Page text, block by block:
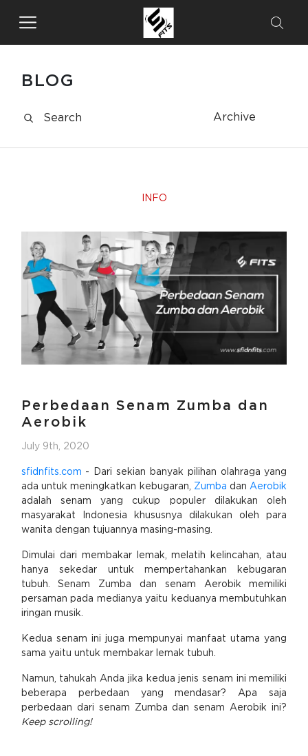
BLOG
Archive
INFO
Perbedaan Senam Zumba dan
Aerobik
July 9th, 2020
sfidnfits.com - Dari sekian banyak pilihan olahraga yang
ada untuk meningkatkan kebugaran, Zumba danAerobik
adalah senam yang cukup populer dilakukan oleh
masyarakat Indonesia khususnya dilakukan oleh para
wanita dengan tujuannya masing-masing.
Dimulai dari membakar lemak, melatih kelincahan, atau
hanya sekedar untuk mempertahankan kebugaran
tubuh. Senam Zumba dan senam Aerobik memiliki
persaman pada medianya yaitu keduanya membutuhkan
iringan musik.
Kedua senam ini juga mempunyai manfaat utama yang
sama yaitu untuk membakar lemak tubuh.
Namun, tahukah Anda jika kedua jenis senam ini memiliki
beberapa perbedaan yang mendasar? Apa saja
perbedaan dari senam Zumba dan senam Aerobik ini?
Keep scrolling!